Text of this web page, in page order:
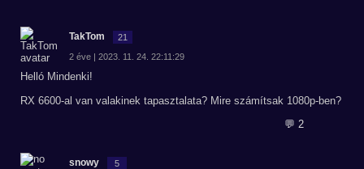
TakTom 21
2 éve | 2023. 11. 24. 22:11:29
Helló Mindenki!
RX 6600-al van valakinek tapasztalata? Mire számítsak 1080p-ben?
💬 2
snowy 5